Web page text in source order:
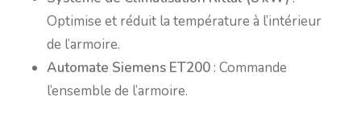
Optimise et réduit la température à l’intérieur
de l’armoire.
Automate Siemens ET200 : Commande
l’ensemble de l’armoire.